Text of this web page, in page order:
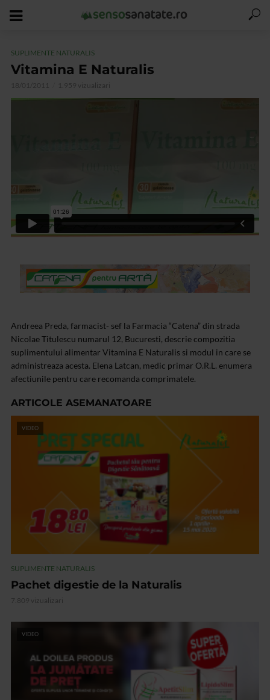
SUPLIMENTE NATURALIS
Vitamina E Naturalis
18/01/2011 1.959 vizualizari
Andreea Preda, farmacist- sef la Farmacia “Catena” din strada
Nicolae Titulescu numarul 12, Bucuresti, descrie compozitia
suplimentului alimentar Vitamina E Naturalis si modul in care se
administreaza acesta. Elena Latcan, medic primar O.R.L. enumera
afectiunile pentru care recomanda comprimatele.
ARTICOLE ASEMANATOARE
VIDEO
SUPLIMENTE NATURALIS
Pachet digestie de la Naturalis
7.809 vizualizari
VIDEO